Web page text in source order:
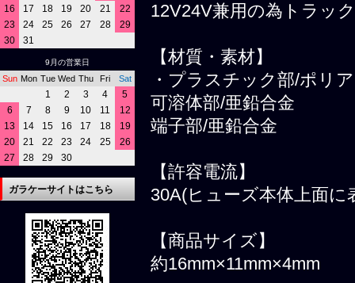
12V24V兼用の為トラッ
【材質・素材】
・プラスチック部/ポリ
可溶体部/亜鉛合金
端子部/亜鉛合金
【許容電流】
30A(ヒューズ本体上面に
【商品サイズ】
約16mm×11mm×4mm
16
17 18 19 20 21
22
23
24 25 26 27 28
29
30
31
9月の営業日
Sun Mon Tue Wed Thu Fri Sat
1 2 3 4
5
6
7 8 9 10 11
12
13
14 15 16 17 18
19
20
21 22 23 24 25
26
27
28 29 30
ガラケーサイトはこちら